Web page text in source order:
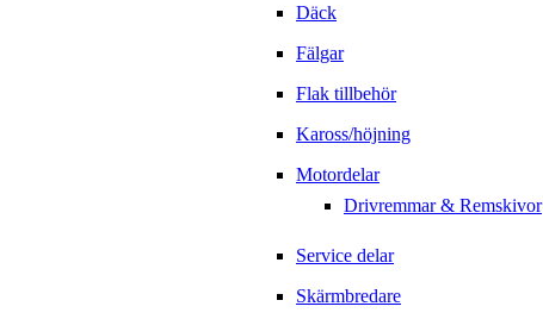
Däck
Fälgar
Flak tillbehör
Kaross/höjning
Motordelar
Drivremmar & Remskivor
Service delar
Skärmbredare